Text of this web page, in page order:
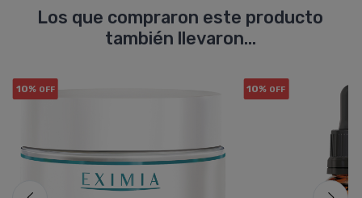
Los que compraron este producto
también llevaron...
10% OFF 10% OFF